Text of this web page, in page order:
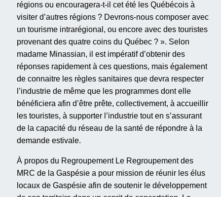
régions ou encouragera-t-il cet été les Québécois à
visiter d’autres régions ? Devrons-nous composer avec
un tourisme intrarégional, ou encore avec des touristes
provenant des quatre coins du Québec ? ». Selon
madame Minassian, il est impératif d’obtenir des
réponses rapidement à ces questions, mais également
de connaitre les règles sanitaires que devra respecter
l’industrie de même que les programmes dont elle
bénéficiera afin d’être prête, collectivement, à accueillir
les touristes, à supporter l’industrie tout en s’assurant
de la capacité du réseau de la santé de répondre à la
demande estivale.
À propos du Regroupement Le Regroupement des
MRC de la Gaspésie a pour mission de réunir les élus
locaux de Gaspésie afin de soutenir le développement